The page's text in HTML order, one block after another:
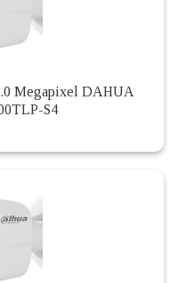
Megapixel DAHUA
S4